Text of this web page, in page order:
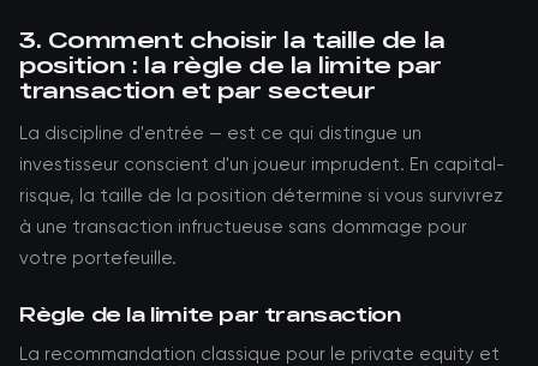
3. Comment choisir la taille de la
position : la règle de la limite par
transaction et par secteur
La discipline d'entrée — est ce qui distingue un
investisseur conscient d'un joueur imprudent. En capital-
risque, la taille de la position détermine si vous survivrez
à une transaction infructueuse sans dommage pour
votre portefeuille.
Règle de la limite par transaction
La recommandation classique pour le private equity et